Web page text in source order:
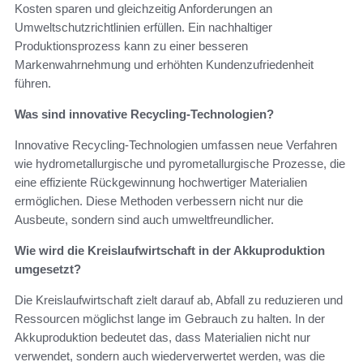
Kosten sparen und gleichzeitig Anforderungen an
Umweltschutzrichtlinien erfüllen. Ein nachhaltiger
Produktionsprozess kann zu einer besseren
Markenwahrnehmung und erhöhten Kundenzufriedenheit
führen.
Was sind innovative Recycling-Technologien?
Innovative Recycling-Technologien umfassen neue Verfahren
wie hydrometallurgische und pyrometallurgische Prozesse, die
eine effiziente Rückgewinnung hochwertiger Materialien
ermöglichen. Diese Methoden verbessern nicht nur die
Ausbeute, sondern sind auch umweltfreundlicher.
Wie wird die Kreislaufwirtschaft in der Akkuproduktion
umgesetzt?
Die Kreislaufwirtschaft zielt darauf ab, Abfall zu reduzieren und
Ressourcen möglichst lange im Gebrauch zu halten. In der
Akkuproduktion bedeutet das, dass Materialien nicht nur
verwendet, sondern auch wiederverwertet werden, was die